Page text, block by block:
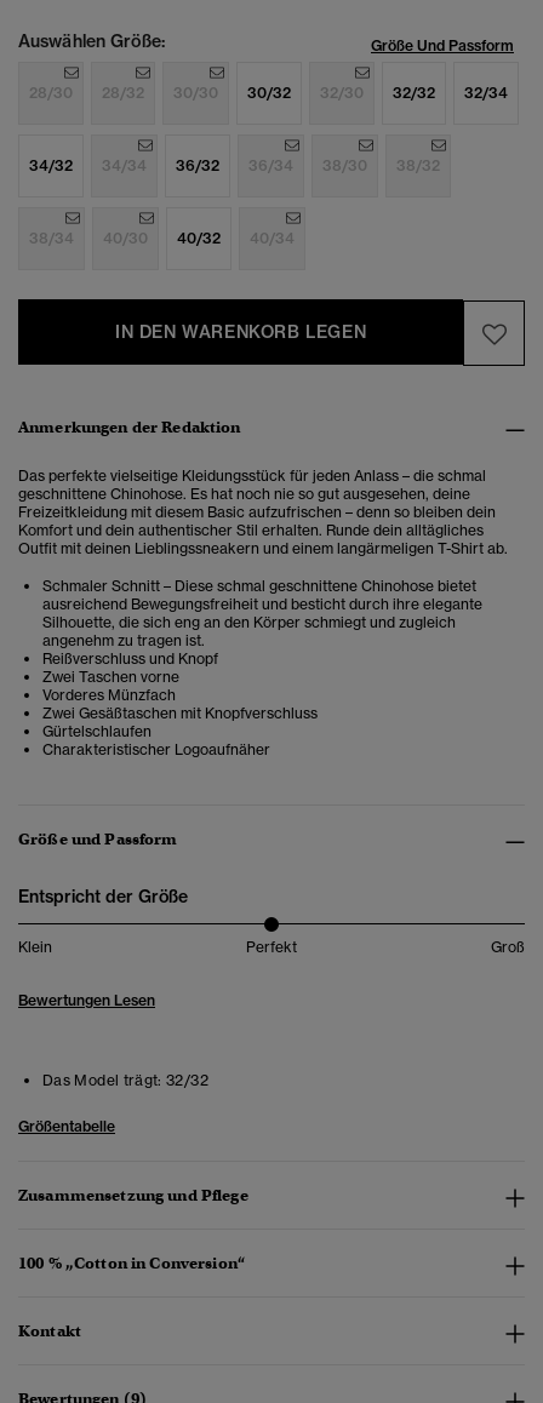
Auswählen Größe: Größe Und Passform
28/30 28/32 30/30 30/32 32/30 32/32 32/34
34/32 34/34 36/32 36/34 38/30 38/32
38/34 40/30 40/32 40/34
IN DEN WARENKORB LEGEN
Anmerkungen der Redaktion
Das perfekte vielseitige Kleidungsstück für jeden Anlass – die schmal
geschnittene Chinohose. Es hat noch nie so gut ausgesehen, deine
Freizeitkleidung mit diesem Basic aufzufrischen – denn so bleiben dein
Komfort und dein authentischer Stil erhalten. Runde dein alltägliches
Outfit mit deinen Lieblingssneakern und einem langärmeligen T-Shirt ab.
Schmaler Schnitt – Diese schmal geschnittene Chinohose bietet
ausreichend Bewegungsfreiheit und besticht durch ihre elegante
Silhouette, die sich eng an den Körper schmiegt und zugleich
angenehm zu tragen ist.
Reißverschluss und Knopf
Zwei Taschen vorne
Vorderes Münzfach
Zwei Gesäßtaschen mit Knopfverschluss
Gürtelschlaufen
Charakteristischer Logoaufnäher
Größe und Passform
Entspricht der Größe
Klein Perfekt Groß
Bewertungen Lesen
Das Model trägt: 32/32
Größentabelle
Zusammensetzung und Pflege
100 % „Cotton in Conversion“
Kontakt